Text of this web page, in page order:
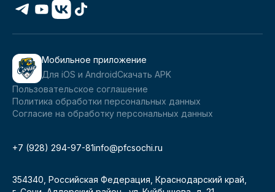
Мобильное приложение
Для iOS и AndroidСкачать APK
Пользовательское соглашение
Политика обработки персональных данных
Согласие на обработку персональных данных
+7 (928) 294-97-81info@pfcsochi.ru
354340, Российская Федерация, Краснодарский край,